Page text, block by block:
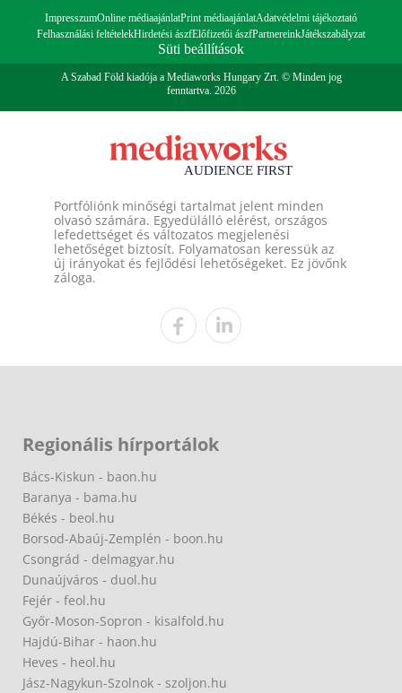
ImpresszumOnline médiaajánlatPrint médiaajánlatAdatvédelmi tájékoztató
Felhasználási feltételekHirdetési ászfElőfizetői ászfPartnereinkJátékszabályzat
Süti beállítások
A Szabad Föld kiadója a Mediaworks Hungary Zrt. © Minden jog
fenntartva. 2026
Portfóliónk minőségi tartalmat jelent minden
olvasó számára. Egyedülálló elérést, országos
lefedettséget és változatos megjelenési
lehetőséget biztosít. Folyamatosan keressük az
új irányokat és fejlődési lehetőségeket. Ez jövőnk
záloga.
Regionális hírportálok
Bács-Kiskun - baon.hu
Baranya - bama.hu
Békés - beol.hu
Borsod-Abaúj-Zemplén - boon.hu
Csongrád - delmagyar.hu
Dunaújváros - duol.hu
Fejér - feol.hu
Győr-Moson-Sopron - kisalfold.hu
Hajdú-Bihar - haon.hu
Heves - heol.hu
Jász-Nagykun-Szolnok - szoljon.hu